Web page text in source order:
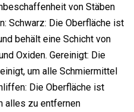
von Stäben
Schwarz: Die Oberfläche ist
behält eine Schicht von
Oxiden. Gereinigt: Die
um alle Schmiermittel
Die Oberfläche ist
alles zu entfernen